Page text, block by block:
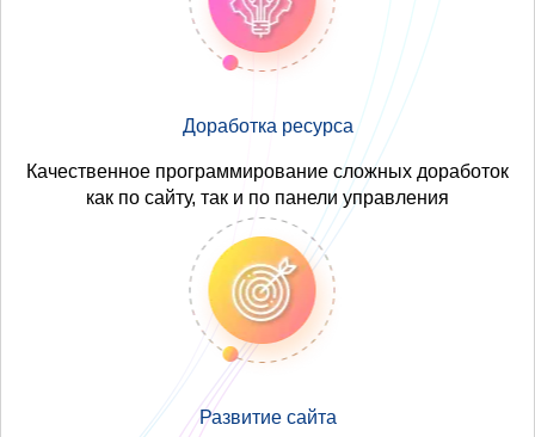
Доработка ресурса
Качественное программирование сложных доработок
как по сайту, так и по панели управления
Развитие сайта